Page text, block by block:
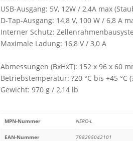
USB-Ausgang: 5V, 12W / 2,4A max
D-Tap-Ausgang: 14,8 V, 100 W / 6,8 A
Interner Schutz:
Maximale Ladung: 16,8 V / 3,0 A
Abmessungen (BxHxT): 152 x 96 x 60
Betriebstemperatur: ?20 °C bis +45 °C
Gewicht: 970 g / 2,14 lb
MPN-Nummer NERO-L
EAN-Nummer 798295042101